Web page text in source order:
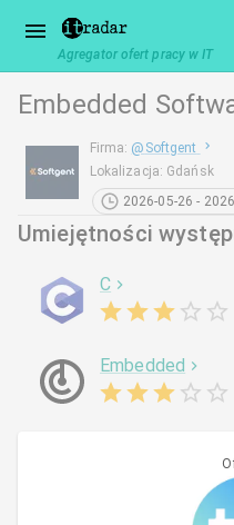
Agregator ofert pracy w IT
Embedded
Firma: @ Softgent
Lokalizacja: Gdańsk
2026-05-26 -
Umiejętności
C
Embedded